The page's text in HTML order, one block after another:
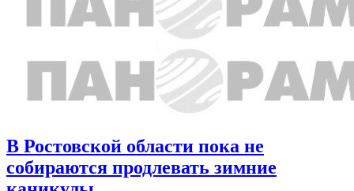
В Ростовской области пока не
собираются продлевать зимние